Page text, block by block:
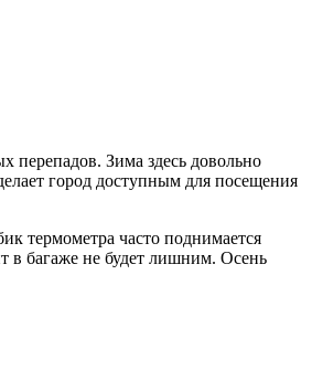
перепадов. Зима здесь довольно
город доступным для посещения
термометра часто поднимается
в багаже не будет лишним. Осень